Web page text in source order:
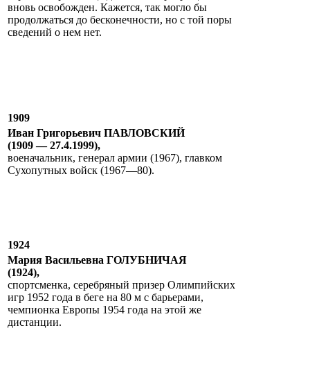
вновь освобожден. Кажется, так могло бы
продолжаться до бесконечности, но с той поры
сведений о нем нет.
1909
Иван Григорьевич ПАВЛОВСКИЙ
(1909 — 27.4.1999),
военачальник, генерал армии (1967), главком
Сухопутных войск (1967—80).
1924
Мария Васильевна ГОЛУБНИЧАЯ
(1924),
спортсменка, серебряный призер Олимпийских
игр 1952 года в беге на 80 м с барьерами,
чемпионка Европы 1954 года на этой же
дистанции.